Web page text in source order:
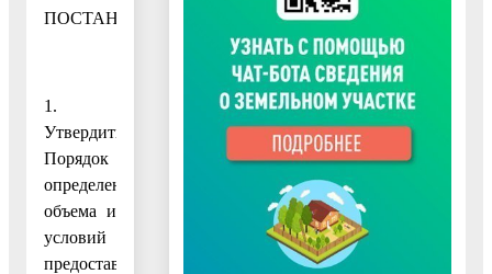
ПОСТАНОВЛЯЮ:
1.
Утвердить
Порядок
определения
объема и
условий
предоставления